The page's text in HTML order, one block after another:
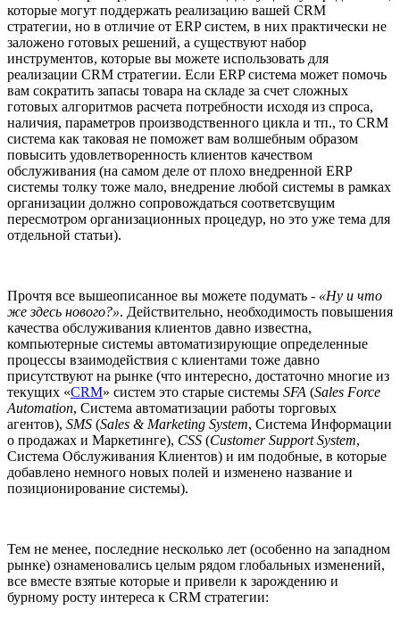
которые могут поддержать реализацию вашей CRM
стратегии, но в отличие от ERP систем, в них практически не
заложено готовых решений, а существуют набор
инструментов, которые вы можете использовать для
реализации CRM стратегии. Если ERP система может помочь
вам сократить запасы товара на складе за счет сложных
готовых алгоритмов расчета потребности исходя из спроса,
наличия, параметров производственного цикла и тп., то CRM
система как таковая не поможет вам волшебным образом
повысить удовлетворенность клиентов качеством
обслуживания (на самом деле от плохо внедренной ERP
системы толку тоже мало, внедрение любой системы в рамках
организации должно сопровождаться соответсвущим
пересмотром организационных процедур, но это уже тема для
отдельной статьи).
Прочтя все вышеописанное вы можете подумать - «Ну и что
же здесь нового?». Действительно, необходимость повышения
качества обслуживания клиентов давно известна,
компьютерные системы автоматизирующие определенные
процессы взаимодействия с клиентами тоже давно
присутствуют на рынке (что интересно, достаточно многие из
текущих «CRM» систем это старые системы SFA (Sales Force
Automation, Система автоматизации работы торговых
агентов), SMS (Sales & Marketing System, Система Информации
о продажах и Маркетинге), CSS (Customer Support System,
Система Обслуживания Клиентов) и им подобные, в которые
добавлено немного новых полей и изменено название и
позиционирование системы).
Тем не менее, последние несколько лет (особенно на западном
рынке) ознаменовались целым рядом глобальных изменений,
все вместе взятые которые и привели к зарождению и
бурному росту интереса к CRM стратегии: